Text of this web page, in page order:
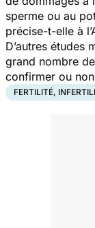
sperme ou au
précise-t-elle à
D’autres études
grand nombre
confirmer ou
FERTILITÉ,